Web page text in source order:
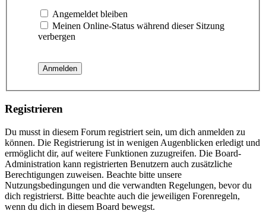
Angemeldet bleiben
Meinen Online-Status während dieser Sitzung
verbergen
Registrieren
Du musst in diesem Forum registriert sein, um dich anmelden zu
können. Die Registrierung ist in wenigen Augenblicken erledigt und
ermöglicht dir, auf weitere Funktionen zuzugreifen. Die Board-
Administration kann registrierten Benutzern auch zusätzliche
Berechtigungen zuweisen. Beachte bitte unsere
Nutzungsbedingungen und die verwandten Regelungen, bevor du
dich registrierst. Bitte beachte auch die jeweiligen Forenregeln,
wenn du dich in diesem Board bewegst.